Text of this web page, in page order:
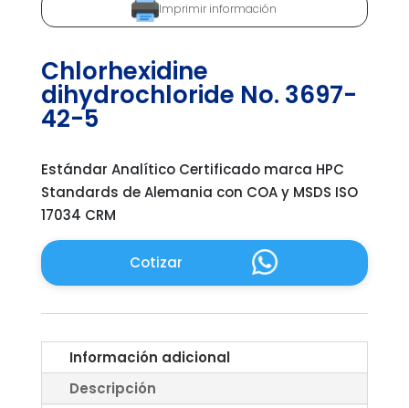
Imprimir información
Chlorhexidine
dihydrochloride No. 3697-
42-5
Estándar Analítico Certificado marca HPC
Standards de Alemania con COA y MSDS ISO
17034 CRM
Cotizar
Información adicional
Descripción